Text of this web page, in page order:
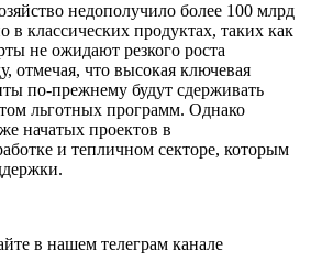
недополучило более 100 млрд
в классических продуктах, таких как
не ожидают резкого роста
отмечая, что высокая ключевая
по-прежнему будут сдерживать
льготных программ. Однако
начатых проектов в
и тепличном секторе, которым
в нашем телеграм канале